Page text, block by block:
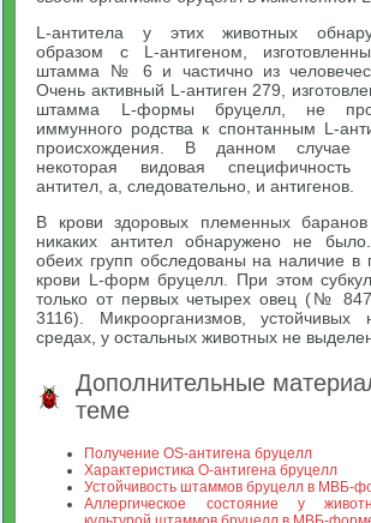
L-антитела у этих животных
образом с L-антигеном,
штамма № 6 и частично из
Очень активный L-антиген 279,
штамма L-формы бруцелл, не
иммунного родства к спонтанным L-
происхождения. В данном случае
некоторая видовая специфичность
антител, а, следовательно, и антигенов.
В крови здоровых племенных
никаких антител обнаружено не
обеих групп обследованы на наличие в
крови L-форм бруцелл. При этом
только от первых четырех овец (№
3116). Микроорганизмов, устойчивых
средах, у остальных животных не
Дополнительные
теме
Получение OS-антигена бруцелл
Характеристика О-антигена бруцелл
Устойчивость штаммов бруцелл в МВБ-
Аллергическое состояние у